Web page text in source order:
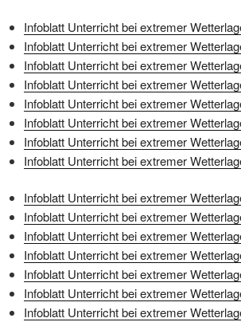
Infoblatt Unterricht bei extremer
Infoblatt Unterricht bei extremer
Infoblatt Unterricht bei extremer
Infoblatt Unterricht bei extremer
Infoblatt Unterricht bei extremer
Infoblatt Unterricht bei extremer
Infoblatt Unterricht bei extremer
Infoblatt Unterricht bei extremer
Infoblatt Unterricht bei extremer
Infoblatt Unterricht bei extremer
Infoblatt Unterricht bei extremer
Infoblatt Unterricht bei extremer
Infoblatt Unterricht bei extremer
Infoblatt Unterricht bei extremer
Infoblatt Unterricht bei extremer